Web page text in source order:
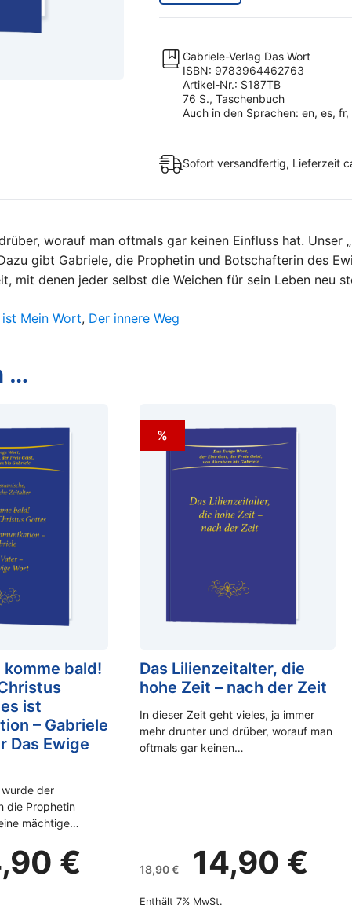
nach
der
Zeit:
Gott
und
(Taschenbuch)
Menge
Gabriele-Verlag Das Wort
ISBN: 9783964462763
Artikel-Nr.: S187TB
76 S., Taschenbuch
Auch in den Sprachen: en, es,
Sofort versandfertig, Lieferzeit
worauf man oftmals gar keinen Einfluss hat. Unser
gibt Gabriele, die Prophetin und Botschafterin des
mit denen jeder selbst die Weichen für sein Leben neu
ist Mein Wort, Der innere Weg
…
bald!
ist
– Gabriele
Das Ewige
wurde der
die Prophetin
mächtige…
€
%
Das Lilienzeitalter, die
hohe Zeit – nach der Zeit
In dieser Zeit geht vieles, ja immer
mehr drunter und drüber, worauf man
oftmals gar keinen…
18,90€
Ursprünglicher
Preis
war:
14,90 €
Enthält 7% MwSt.